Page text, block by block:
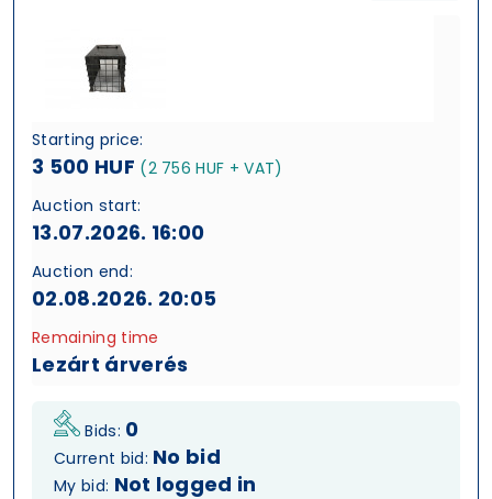
Starting price:
3 500 HUF (2 756 HUF + VAT)
Auction start:
13.07.2026. 16:00
Auction end:
02.08.2026. 20:05
Remaining time
Lezárt árverés
Bids: 0
Current bid: No bid
My bid: Not logged in